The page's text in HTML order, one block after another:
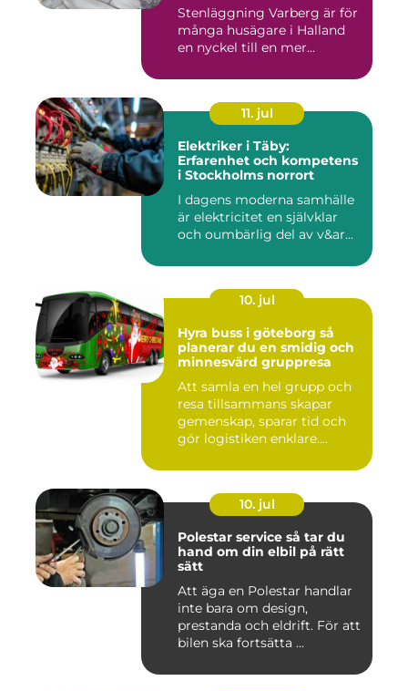
Stenläggning Varberg är för
många husägare i Halland
en nyckel till en mer...
11. jul
Elektriker i Täby:
Erfarenhet och kompetens
i Stockholms norrort
I dagens moderna samhälle
är elektricitet en självklar
och oumbärlig del av v&ar...
10. jul
Hyra buss i göteborg så
planerar du en smidig och
minnesvärd gruppresa
Att samla en hel grupp och
resa tillsammans skapar
gemenskap, sparar tid och
gör logistiken enklare....
10. jul
Polestar service så tar du
hand om din elbil på rätt
sätt
Att äga en Polestar handlar
inte bara om design,
prestanda och eldrift. För att
bilen ska fortsätta ...